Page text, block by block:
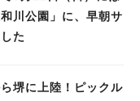
川公園」に、早朝サ
た
堺に上陸！ピックル